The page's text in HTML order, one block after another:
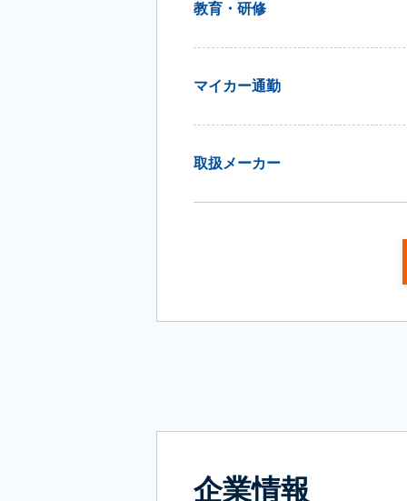
教育・研修
マイカー通勤
取扱メーカー
企業情報